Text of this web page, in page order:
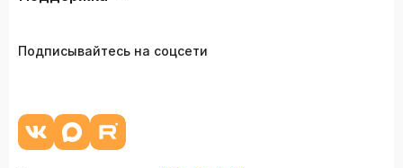
Подписывайтесь на соцсети